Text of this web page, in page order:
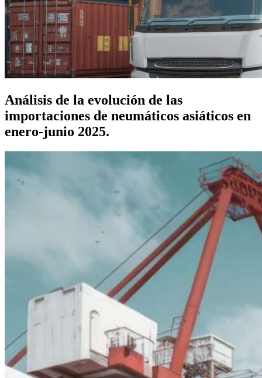
Análisis de la evolución de las
importaciones de neumáticos asiáticos en
enero-junio 2025.